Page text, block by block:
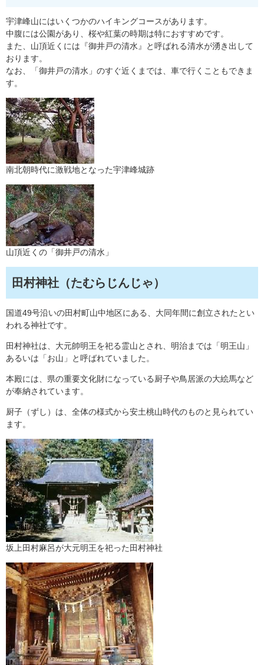
宇津峰山にはいくつかのハイキングコースがあります。
中腹には公園があり、桜や紅葉の時期は特におすすめです。
また、山頂近くには『御井戸の清水』と呼ばれる清水が湧き出して
おります。
なお、「御井戸の清水」のすぐ近くまでは、車で行くこともできま
す。
南北朝時代に激戦地となった宇津峰城跡
山頂近くの「御井戸の清水」
田村神社（たむらじんじゃ）
国道49号沿いの田村町山中地区にある、大同年間に創立されたとい
われる神社です。
田村神社は、大元帥明王を祀る霊山とされ、明治までは「明王山」
あるいは「お山」と呼ばれていました。
本殿には、県の重要文化財になっている厨子や鳥居派の大絵馬など
が奉納されています。
厨子（ずし）は、全体の様式から安土桃山時代のものと見られてい
ます。
坂上田村麻呂が大元明王を祀った田村神社